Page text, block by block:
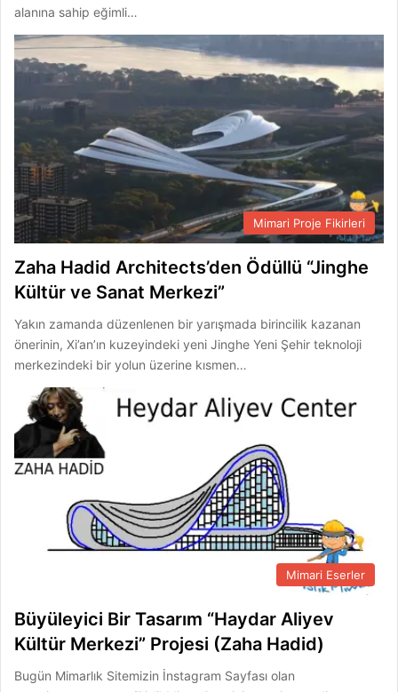
alanına sahip eğimli…
Mimari Proje Fikirleri
Zaha Hadid Architects’den Ödüllü “Jinghe
Kültür ve Sanat Merkezi”
Yakın zamanda düzenlenen bir yarışmada birincilik kazanan
önerinin, Xi’an’ın kuzeyindeki yeni Jinghe Yeni Şehir teknoloji
merkezindeki bir yolun üzerine kısmen…
Mimari Eserler
Büyüleyici Bir Tasarım “Haydar Aliyev
Kültür Merkezi” Projesi (Zaha Hadid)
Bugün Mimarlık Sitemizin İnstagram Sayfası olan